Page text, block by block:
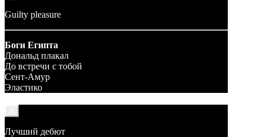
Guilty pleasure
Боги Египта
Дональд плакал
До встречи с тобой
Сент-Амур
Эластико
Лучший дебют